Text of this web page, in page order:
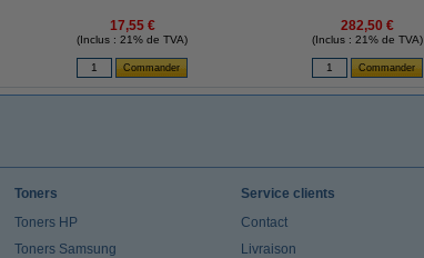
17,55 €
(Inclus : 21% de TVA)
282,50 €
(Inclus : 21% de TVA)
Toners
Toners HP
Toners Samsung
Service clients
Contact
Livraison